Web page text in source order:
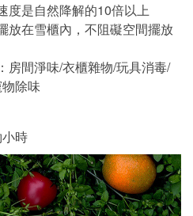
度是自然降解的10倍以上
放在雪櫃內，不阻礙空間擺放
房間淨味/衣櫃雜物/玩具消毒/
除味
時